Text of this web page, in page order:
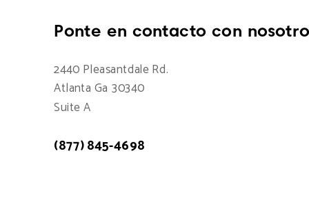
Ponte en contacto con
2440 Pleasantdale Rd.
Atlanta Ga 30340
Suite A
(877) 845-4698